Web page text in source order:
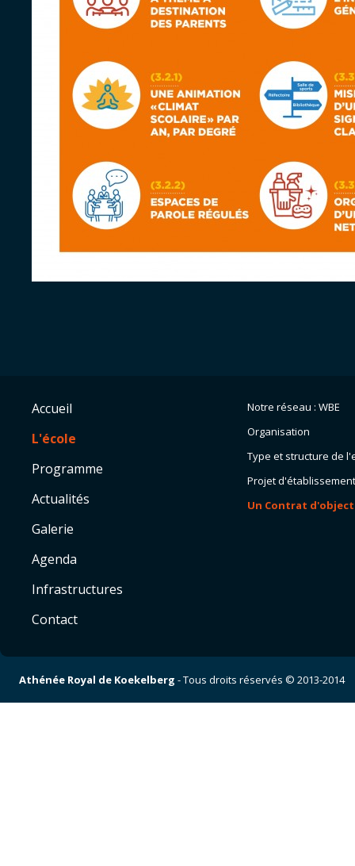
Accueil
L'école
Programme
Actualités
Galerie
Agenda
Infrastructures
Contact
Notre réseau : WBE
Organisation
Type et structure de
Projet d'établissement
Un Contrat
Athénée Royal de Koekelberg - Tous droits réservés © 2013-2014